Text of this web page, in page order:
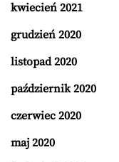
kwiecień 2021
grudzień 2020
listopad 2020
październik 2020
czerwiec 2020
maj 2020